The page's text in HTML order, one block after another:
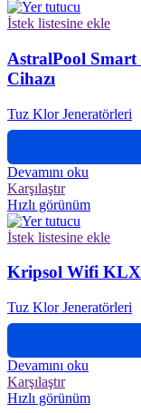
İstek listesine ekle
AstralPool
Cihazı
Tuz Klor Jeneratörleri
Devamını oku
Karşılaştır
Hızlı görünüm
İstek listesine ekle
Kripsol Wifi KLX
Tuz Klor Jeneratörleri
Devamını oku
Karşılaştır
Hızlı görünüm